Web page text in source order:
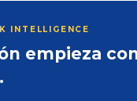
INTELLIGENCE
empieza